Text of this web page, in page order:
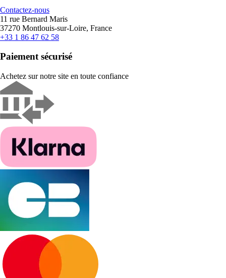
Contactez-nous
11 rue Bernard Maris
37270 Montlouis-sur-Loire, France
+33 1 86 47 62 58
Paiement sécurisé
Achetez sur notre site en toute confiance